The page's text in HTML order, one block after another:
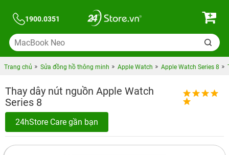
1900.0351
Trang chủ Sửa đồng hồ thông minh Apple Watch Apple Watch Series 8
Thay dây nút nguồn Apple Watch
Series 8
24hStore Care gần bạn